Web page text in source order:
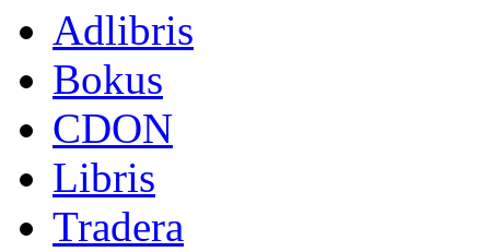
Adlibris
Bokus
CDON
Libris
Tradera